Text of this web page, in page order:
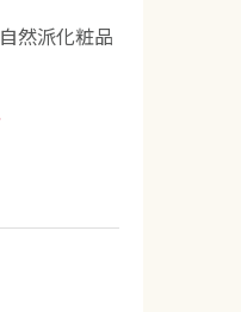
然派化粧品